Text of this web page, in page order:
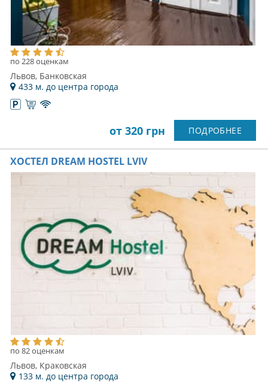
по 228 оценкам
Львов, Банковская
433 м. до центра города
от 320 грн ПОДРОБНЕЕ
ХОСТЕЛ DREAM HOSTEL LVIV
по 82 оценкам
Львов, Краковская
133 м. до центра города